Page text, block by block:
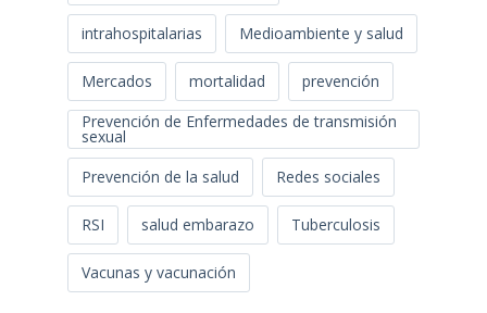
intrahospitalarias Medioambiente y salud
Mercados mortalidad
prevención
Prevención de Enfermedades de transmisión
sexual
Prevención de la salud
Redes sociales
RSI salud embarazo Tuberculosis
Vacunas y vacunación